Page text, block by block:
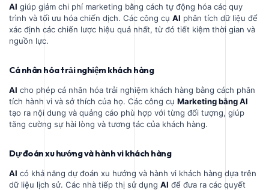
AI giúp giảm chi phí marketing bằng cách tự động hóa các quy
trình và tối ưu hóa chiến dịch. Các công cụ AI phân tích dữ liệu để
xác định các chiến lược hiệu quả nhất, từ đó tiết kiệm thời gian và
nguồn lực.
Cá nhân hóa trải nghiệm khách hàng
AI cho phép cá nhân hóa trải nghiệm khách hàng bằng cách phân
tích hành vi và sở thích của họ. Các công cụ Marketing bằng AI
tạo ra nội dung và quảng cáo phù hợp với từng đối tượng, giúp
tăng cường sự hài lòng và tương tác của khách hàng.
Dự đoán xu hướng và hành vi khách hàng
AI có khả năng dự đoán xu hướng và hành vi khách hàng dựa trên
dữ liệu lịch sử. Các nhà tiếp thị sử dụng AI để đưa ra các quyết